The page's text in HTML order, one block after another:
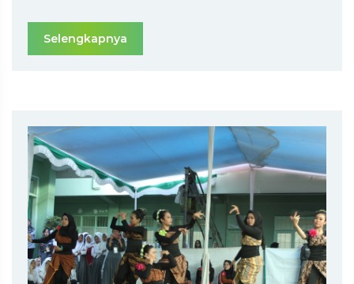
Selengkapnya